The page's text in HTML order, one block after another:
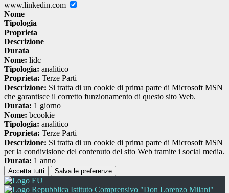
www.linkedin.com
Nome
Tipologia
Proprieta
Descrizione
Durata
Nome: lidc
Tipologia: analitico
Proprieta: Terze Parti
Descrizione: Si tratta di un cookie di prima parte di Microsoft MSN
che garantisce il corretto funzionamento di questo sito Web.
Durata: 1 giorno
Nome: bcookie
Tipologia: analitico
Proprieta: Terze Parti
Descrizione: Si tratta di un cookie di prima parte di Microsoft MSN
per la condivisione del contenuto del sito Web tramite i social media.
Durata: 1 anno
Accetta tutti Salva le preferenze
Istituto Comprensivo "Don Lorenzo Milani"